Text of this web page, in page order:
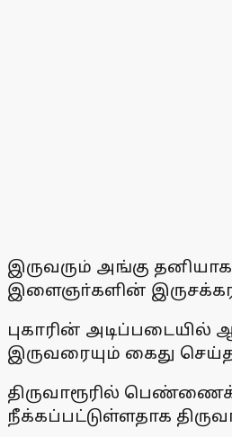
இருவரும் அங்கு
இளைஞா்களின் இருசக்கர
புகாரின்
இருவரையும் கைது
திருவாரூரில்
நீக்கப்பட்டுள்ளதாக